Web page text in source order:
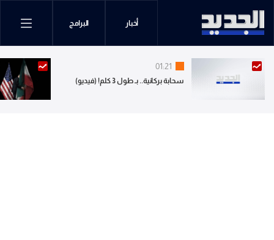
أخبار البرامج
01:21
سحابة بركانية.. بـ طول 3 كلم! (فيديو)